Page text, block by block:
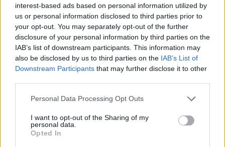
interest-based ads based on personal information utilized by
us or personal information disclosed to third parties prior to
your opt-out. You may separately opt-out of the further
disclosure of your personal information by third parties on the
IAB’s list of downstream participants. This information may
also be disclosed by us to third parties on the IAB’s List of
Downstream Participants that may further disclose it to other
Personal Data Processing Opt Outs
I want to opt-out of the Sharing of my
personal data.
Opted In
MÉG TÖBB FRISS HÍR